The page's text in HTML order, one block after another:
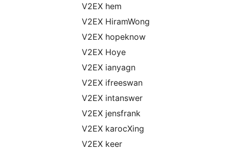
V2EX hem
V2EX HiramWong
V2EX hopeknow
V2EX Hoye
V2EX ianyagn
V2EX ifreeswan
V2EX intanswer
V2EX jensfrank
V2EX karocXing
V2EX keer